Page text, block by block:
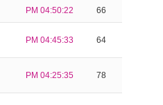
PM 04:50:22 66
PM 04:45:33 64
PM 04:25:35 78